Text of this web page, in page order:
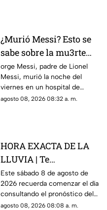
¿Murió Messi? Esto se
sabe sobre la mu3rte
del argentino
orge Messi, padre de Lionel
Messi, murió la noche del
viernes en un hospital de
Rosario, Argentina.
agosto 08, 2026 08:32 a. m.
HORA EXACTA DE LA
LLUVIA | Te
compartimos el
pronóstico del clima
HOY en Querétaro
Este sábado 8 de agosto de
2026 recuerda comenzar el día
consultando el pronóstico del
clima en Querétaro.
agosto 08, 2026 08:08 a. m.